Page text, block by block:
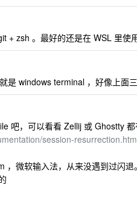
+ zsh 。最好的还是在 WSL 里使
是 windows terminal ，好像上面
吧，可以看看 Zellij 或 Ghostty 都
session-
，微软输入法，从来没遇到过闪